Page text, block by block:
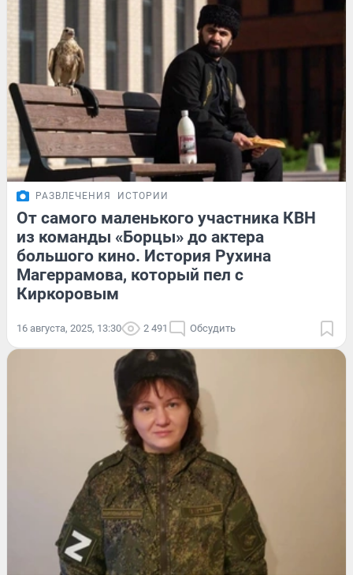
РАЗВЛЕЧЕНИЯ ИСТОРИИ
От самого маленького участника КВН
из команды «Борцы» до актера
большого кино. История Рухина
Магеррамова, который пел с
Киркоровым
16 августа, 2025, 13:30 2 491 Обсудить